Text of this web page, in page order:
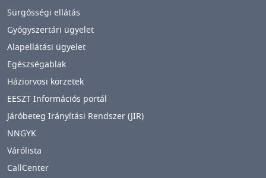
Sürgősségi ellátás
Gyógyszertári ügyelet
Alapellátási ügyelet
Egészségablak
Háziorvosi körzetek
EESZT Információs portál
Járóbeteg Irányítási Rendszer (JIR)
NNGYK
Várólista
CallCenter